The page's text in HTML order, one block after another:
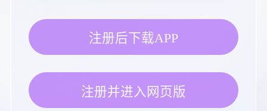
注册后下载APP
注册并进入网页版